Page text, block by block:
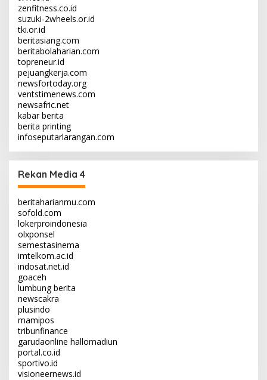
zenfitness.co.id
suzuki-2wheels.or.id
tki.or.id
beritasiang.com
beritabolaharian.com
topreneur.id
pejuangkerja.com
newsfortoday.org
ventstimenews.com
newsafric.net
kabar berita
berita printing
infoseputarlarangan.com
Rekan Media 4
beritaharianmu.com
sofold.com
lokerproindonesia
olxponsel
semestasinema
imtelkom.ac.id
indosat.net.id
goaceh
lumbung berita
newscakra
plusindo
mamipos
tribunfinance
garudaonline hallomadiun
portal.co.id
sportivo.id
visioneernews.id